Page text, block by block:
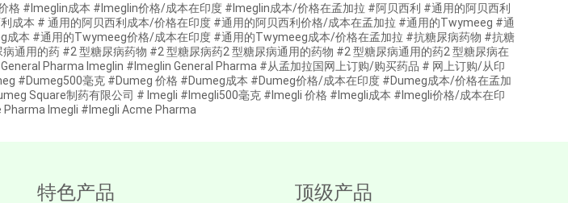
格 #Imeglin成本 #Imeglin价格/成本在印度 #Imeglin成本/价格在孟加拉 #阿贝西利 #通用的阿贝西利
成本 # 通用的阿贝西利成本/价格在印度 #通用的阿贝西利价格/成本在孟加拉 #通用的Twymeeg #通
本 #通用的Twymeeg价格/成本在印度 #通用的Twymeeg成本/价格在孟加拉 #抗糖尿病药物 #抗糖
通用的药 #2 型糖尿病药物 #2 型糖尿病药2 型糖尿病通用的药物 #2 型糖尿病通用的药2 型糖尿病在
Pharma Imeglin #Imeglin General Pharma #从孟加拉国网上订购/购买药品 # 网上订购/从印
#Dumeg500毫克 #Dumeg 价格 #Dumeg成本 #Dumeg价格/成本在印度 #Dumeg成本/价格在孟加
Square制药有限公司 # Imegli #Imegli500毫克 #Imegli 价格 #Imegli成本 #Imegli价格/成本在印
Imegli #Imegli Acme Pharma
特色产品 顶级产品